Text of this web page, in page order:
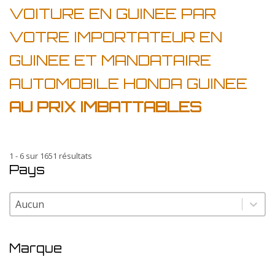
VOITURE EN GUINEE PAR
VOTRE IMPORTATEUR EN
GUINEE ET MANDATAIRE
AUTOMOBILE HONDA GUINEE
AU PRIX IMBATTABLES
1 - 6 sur 1651 résultats
Pays
Pays
Pays
Marque